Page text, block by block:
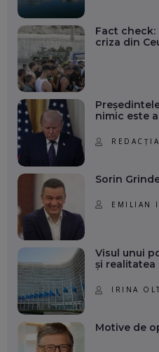
Fact
criza din
nimic este
Sorin
EMILIAN
Visul unui
și realitatea
IRINA
Motive de